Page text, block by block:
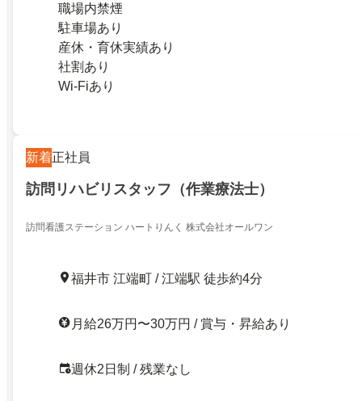
職場内禁煙
駐車場あり
産休・育休実績あり
社割あり
Wi-Fiあり
新着正社員
訪問リハビリスタッフ（作業療法士）
訪問看護ステーション ハートりんく 株式会社オールワン
福井市 江端町 / 江端駅 徒歩約4分
月給26万円〜30万円 / 賞与・昇給あり
週休2日制 / 残業なし